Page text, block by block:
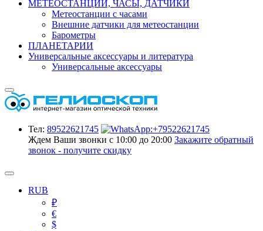
МЕТЕОСТАНЦИИ, ЧАСЫ, ДАТЧИКИ
Метеостанции с часами
Внешние датчики для метеостанции
Барометры
ПЛАНЕТАРИИ
Универсальные аксессуары и литература
Универсальные аксессуары
Тел: 89522621745
Ждем Ваши звонки с 10:00 до 20:00 Закажите обратный
звонок - получите скидку
RUB
₽
€
$